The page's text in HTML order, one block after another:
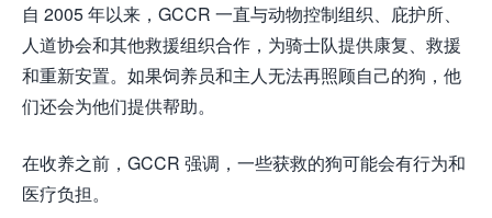
自 2005 年以来，GCCR 一直与动物控制组织、庇护所、
人道协会和其他救援组织合作，为骑士队提供康复、救援
和重新安置。如果饲养员和主人无法再照顾自己的狗，他
们还会为他们提供帮助。
在收养之前，GCCR 强调，一些获救的狗可能会有行为和
医疗负担。